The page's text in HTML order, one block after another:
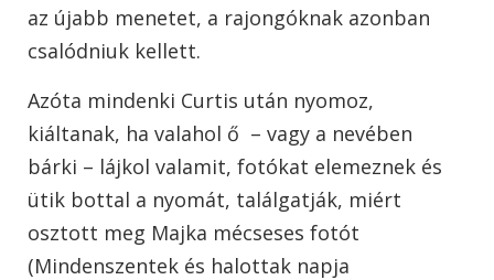
az újabb menetet, a rajongóknak azonban
csalódniuk kellett.
Azóta mindenki Curtis után nyomoz,
kiáltanak, ha valahol ő – vagy a nevében
bárki – lájkol valamit, fotókat elemeznek és
ütik bottal a nyomát, találgatják, miért
osztott meg Majka mécseses fotót
(Mindenszentek és halottak napja